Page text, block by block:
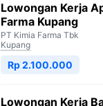
Lowongan Kerja
Farma Kupang
PT Kimia Farma Tbk
Kupang
Rp 2.100.000
Lowongan Kerja